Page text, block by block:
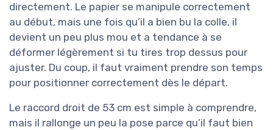
directement. Le papier se manipule correctement
au début, mais une fois qu’il a bien bu la colle, il
devient un peu plus mou et a tendance à se
déformer légèrement si tu tires trop dessus pour
ajuster. Du coup, il faut vraiment prendre son temps
pour positionner correctement dès le départ.
Le raccord droit de 53 cm est simple à comprendre,
mais il rallonge un peu la pose parce qu’il faut bien